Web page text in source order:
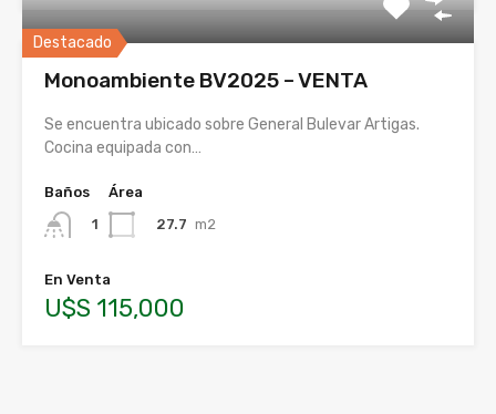
Destacado
Monoambiente BV2025 – VENTA
Se encuentra ubicado sobre General Bulevar Artigas.
Cocina equipada con…
Baños
1
Área
27.7 m2
En Venta
U$S 115,000